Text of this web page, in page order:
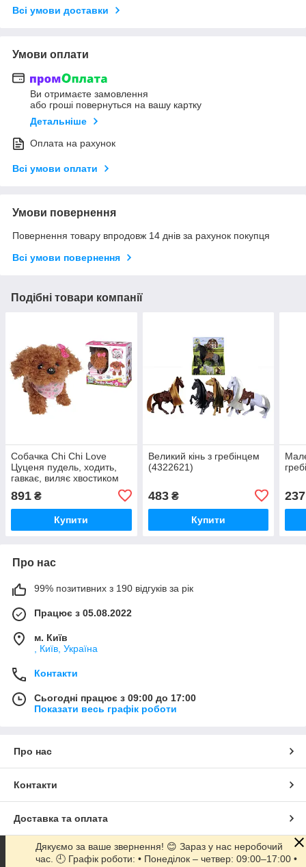
Всі умови доставки
Умови оплати
Ви отримаєте замовлення
або гроші повернуться на вашу картку
Детальніше
Оплата на рахунок
Всі умови оплати
Умови повернення
Повернення товару впродовж 14 днів за рахунок покупця
Всі умови повернення
Подібні товари компанії
Собачка Chi Chi Love
Цуценя пудель, ходить,
гавкає, виляє хвостиком
891 ₴
Купити
Великий кінь з гребінцем
(4322621)
483₴
Купити
237
Про нас
99% позитивних з 190 відгуків за рік
Працює з 05.08.2022
м. Київ
, Київ, Україна
Контакти
Сьогодні працює з 09:00 до 17:00
Показати весь графік роботи
Про нас
Контакти
Доставка та оплата
Графік роботи
Дякуємо за ваше звернення! 😊 Зараз у нас неробочий
час. 🕘 Графік роботи: • Понеділок – четвер: 09:00–17:00 •